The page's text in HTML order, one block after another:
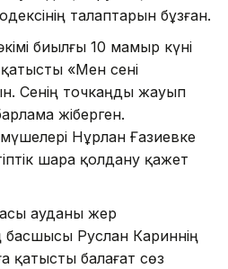
талаптарын бұзған.
биылғы 10 мамыр күні
«Мен сені
Сенің точкаңды жауып
жіберген.
Нұрлан Ғазиевке
шара қолдану қажет
ауданы жер
басшысы Руслан Кариннің
қатысты балағат сөз